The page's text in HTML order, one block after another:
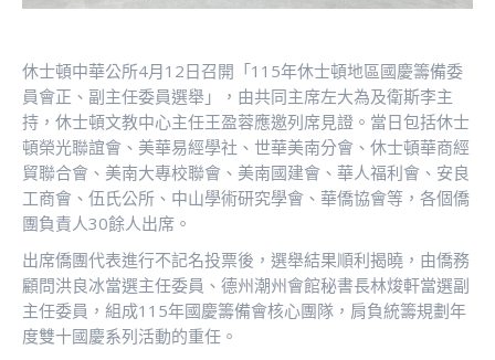
休士頓中華公所4月12日召開「115年休士頓地區國慶籌備委
員會正、副主任委員選舉」，由共同主席左大為及衛斯李主
持，休士頓文教中心主任王盈蓉應邀列席見證。當日包括休士
頓榮光聯誼會、美華易經學社、世華美南分會、休士頓華商經
貿聯合會、美南大專校聯會、美南國建會、華人福利會、安良
工商會、伍氏公所、中山學術研究學會、華僑協會等，各個僑
團負責人30餘人出席。
出席僑團代表進行不記名投票後，選舉結果順利揭曉，由僑務
顧問洪良冰當選主任委員、德州潮州會館秘書長林焌軒當選副
主任委員，組成115年國慶籌備會核心團隊，肩負統籌規劃年
度雙十國慶系列活動的重任。